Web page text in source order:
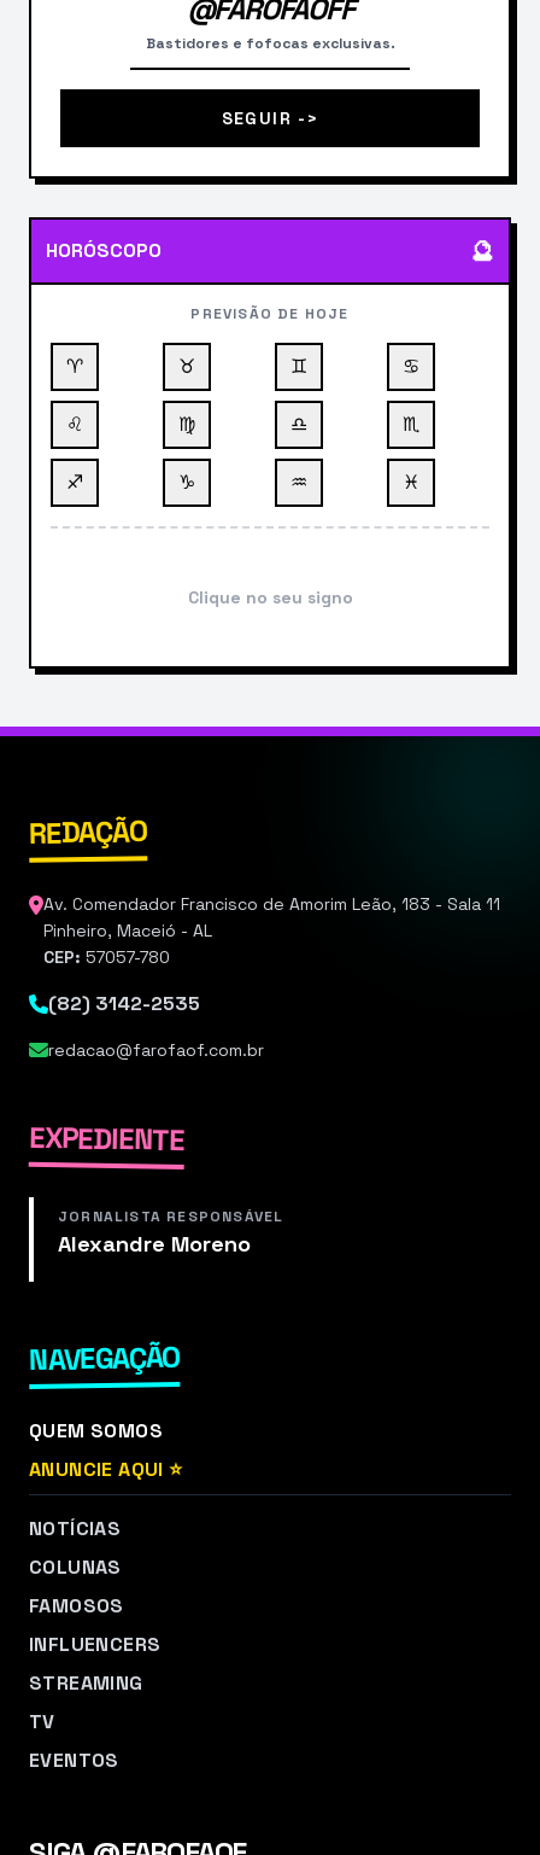
@FAROFAOFF
Bastidores e fofocas exclusivas.
SEGUIR ->
HORÓSCOPO 🔮
PREVISÃO DE HOJE
♈ ♉ ♊ ♋
♌ ♍ ♎ ♏
♐ ♑ ♒ ♓
Clique no seu signo
REDAÇÃO
Av. Comendador Francisco de Amorim Leão, 183 - Sala 11
Pinheiro, Maceió - AL
CEP: 57057-780
(82) 3142-2535
redacao@farofaof.com.br
EXPEDIENTE
JORNALISTA RESPONSÁVEL
Alexandre Moreno
NAVEGAÇÃO
QUEM SOMOS
ANUNCIE AQUI ⭐
NOTÍCIAS
COLUNAS
FAMOSOS
INFLUENCERS
STREAMING
TV
EVENTOS